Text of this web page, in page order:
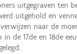
uitgegraven ten
uitgehold en
naar de
in de 17de en 18de